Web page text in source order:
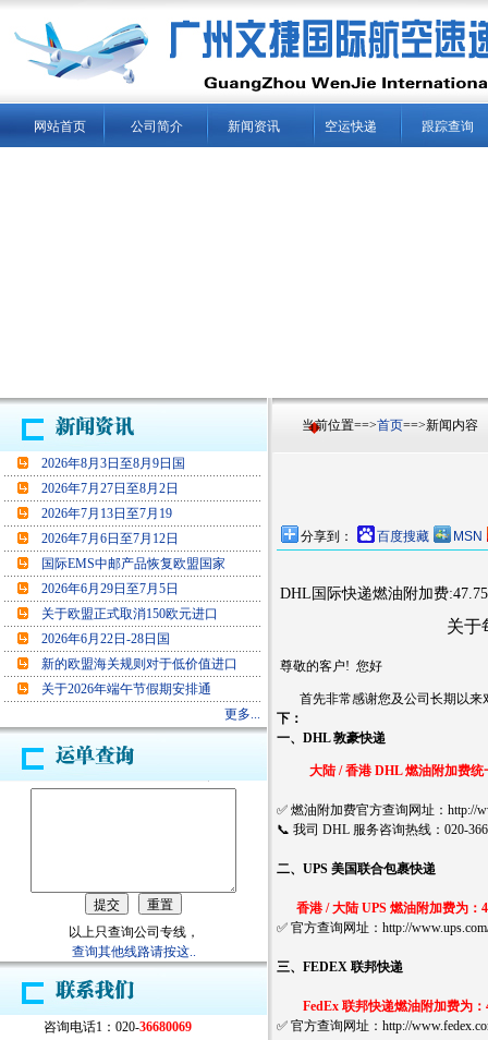
网站首页 公司简介 新闻资讯 空运快递 跟踪查询
2026年8月3日至8月9日国
2026年7月27日至8月2日
2026年7月13日至7月19
2026年7月6日至7月12日
国际EMS中邮产品恢复欧盟国家
2026年6月29日至7月5日
关于欧盟正式取消150欧元进口
2026年6月22日-28日国
新的欧盟海关规则对于低价值进口
关于2026年端午节假期安排通
更多...
以上只查询公司专线，
查询其他线路请按这..
咨询电话1：020-36680069
当前位置==>首页==>新闻内容
分享到： 百度搜藏 MSN
DHL国际快递燃油附加费:47.75
关于每周国际快
尊敬的客户! 您好
首先非常感谢您及公司长期以来
下：
一、DHL 敦豪快递
大陆 / 香港 DHL 燃油附加费统
✅ 燃油附加费官方查询网址：http://
📞 我司 DHL 服务咨询热线：020-
二、UPS 美国联合包裹快递
香港 / 大陆 UPS 燃油附加费为：
✅ 官方查询网址：http://
三、FEDEX 联邦快递
FedEx 联邦快递燃油附加费为
✅ 官方查询网址：http://